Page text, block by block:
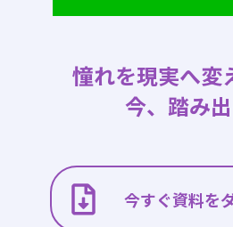
憧れを現実へ変
今、踏み
今すぐ資料を